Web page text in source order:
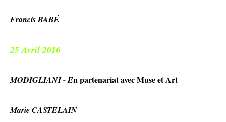
Francis BABÉ
25 Avril 2016
MODIGLIANI - En partenariat avec Muse et Art
Marie CASTELAIN